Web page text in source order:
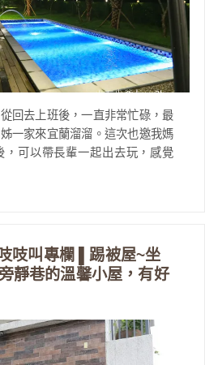
回去上班後，一直非常忙碌，最
一家來宜蘭溜溜。這次也邀我媽
，可以帶長輩一起出去玩，感覺
吱叫專欄 ▌踢被屋~坐
靜巷的溫馨小屋，有好